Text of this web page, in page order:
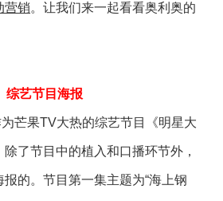
营销。让我们来一起看看奥利奥的
综艺节目海报
果TV大热的综艺节目《明星大
了节目中的植入和口播环节外，
的。节目第一集主题为“海上钢